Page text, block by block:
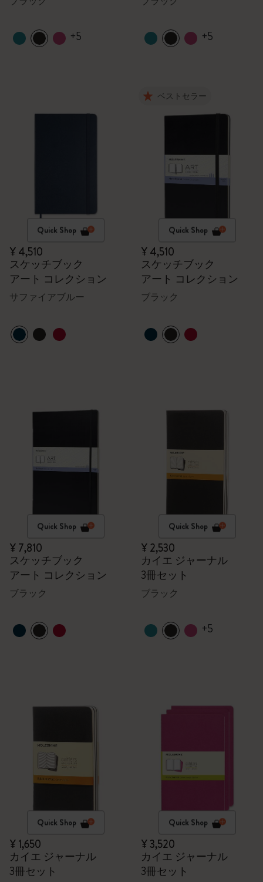
+5 +5
Quick Shop
¥ 4,510
スケッチブック
アート コレクション
サファイアブルー
ベストセラー
Quick Shop
¥ 4,510
スケッチブック
アート コレクション
ブラック
Quick Shop
¥ 7,810
スケッチブック
アート コレクション
ブラック
Quick Shop
¥ 2,530
カイエ ジャーナル
3冊セット
ブラック
+5
Quick Shop
¥ 1,650
カイエ ジャーナル
3冊セット
Quick Shop
¥ 3,520
カイエ ジャーナル
3冊セット